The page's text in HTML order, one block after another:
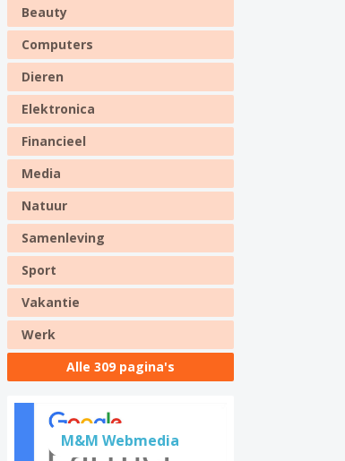
Beauty
Computers
Dieren
Elektronica
Financieel
Media
Natuur
Samenleving
Sport
Vakantie
Werk
Alle 309 pagina's
M&M Webmedia